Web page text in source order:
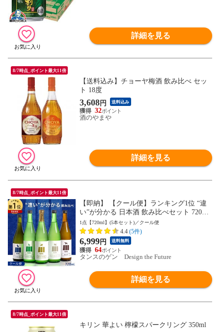
詳細を見る
8/7時点_ポイント最大11倍
【送料込み】チョーヤ梅酒 飲み比べ セッ
ト 18度
3,608円 送料込み
32
酒のやまや
詳細を見る
8/7時点_ポイント最大11倍
【即納】 【クール便】ランキング1位 “違
い”が分かる 日本酒 飲み比べセット 720ml
5本セット 純米大吟醸 純米吟醸 うすにご
り 生酒 純米酒 福岡 地酒 酒 お酒 辛口 甘口
飲み比べ セット 詰め合わせ お祝い 父の日
贈り物 ギフト 99987001
1点【720ml】(5本セット)／クール便
4.4 (5件)
6,999円 送料無料
64
タンスのゲン Design the Future
詳細を見る
8/7時点_ポイント最大11倍
キリン 華よい 檸檬スパークリング 350ml